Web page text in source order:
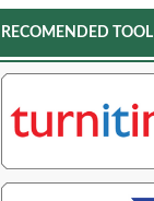
RECOMENDED TOOL